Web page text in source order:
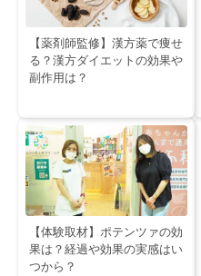
【薬剤師監修】漢方薬で痩せ
る？漢方ダイエットの効果や
副作用は？
【体験取材】ポテンツァの効
果は？経過や効果の実感はい
つから？